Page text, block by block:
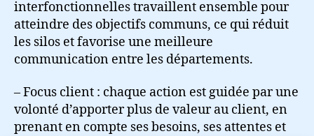
interfonctionnelles travaillent ensemble pour
atteindre des objectifs communs, ce qui réduit
les silos et favorise une meilleure
communication entre les départements.
– Focus client : chaque action est guidée par une
volonté d’apporter plus de valeur au client, en
prenant en compte ses besoins, ses attentes et